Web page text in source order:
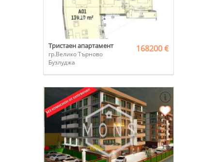
Тристаен апартамент
гр.Велико Търново
Бузлуджа
168200 €